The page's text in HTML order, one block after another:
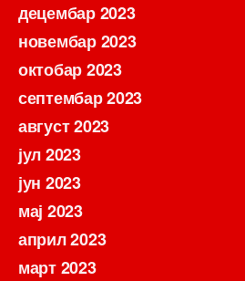
децембар 2023
новембар 2023
октобар 2023
септембар 2023
август 2023
јул 2023
јун 2023
мај 2023
април 2023
март 2023